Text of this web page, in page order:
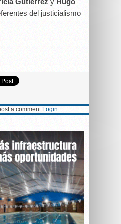
Gutiérrez y Hugo
del justicialismo
a comment Login